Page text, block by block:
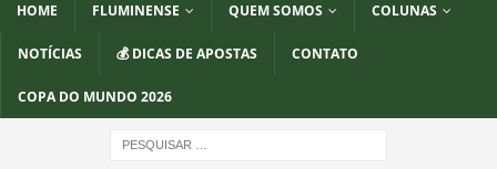
HOME FLUMINENSE QUEM SOMOS COLUNAS
NOTÍCIAS 💰 DICAS DE APOSTAS CONTATO
COPA DO MUNDO 2026